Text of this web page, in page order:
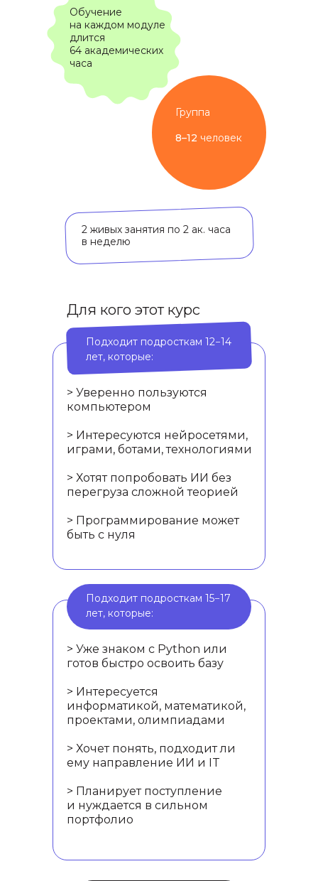
Обучение
на каждом модуле
длится
64 академических
часа
2 живых занятия по 2 ак. часа
в неделю
Группа
8–12 человек
> Уверенно пользуются
компьютером
> Интересуются нейросетями,
играми, ботами, технологиями
> Хотят попробовать ИИ без
перегруза сложной теорией
> Программирование может
быть с нуля
> Уже знаком с Python или
готов быстро освоить базу
> Интересуется
информатикой, математикой,
проектами, олимпиадами
> Хочет понять, подходит ли
ему направление ИИ и IT
> Планирует поступление
и нуждается в сильном
портфолио
Подходит подросткам 12−14
лет, которые:
Для кого этот курс
Подходит подросткам 15−17
лет, которые: